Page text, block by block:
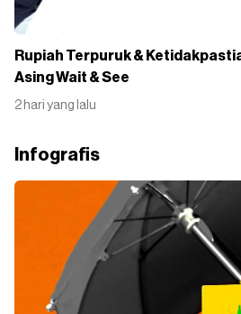
Rupiah Terpuruk &
Asing Wait & See
2 hari yang lalu
Infografis